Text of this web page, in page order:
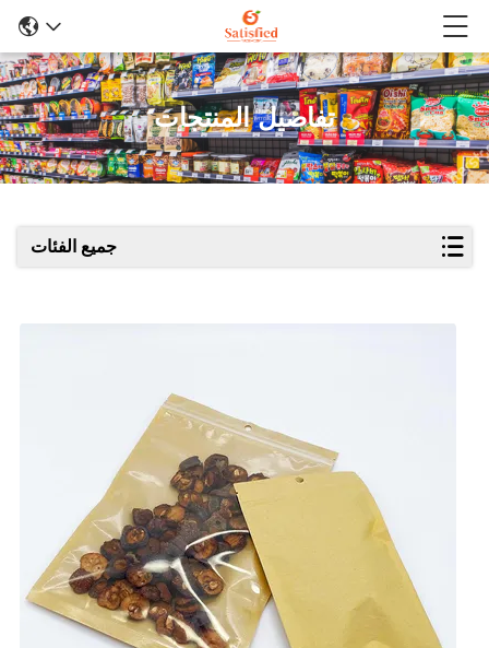
تفاصيل المنتجات
جميع الفئات